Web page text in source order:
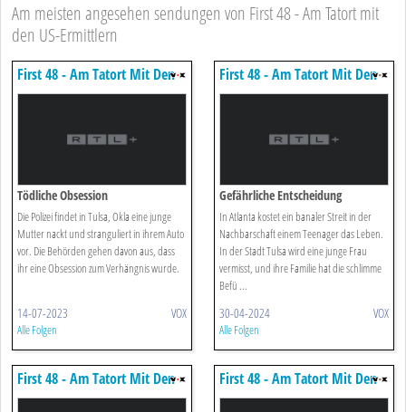
Am meisten angesehen sendungen von First 48 - Am Tatort mit
den US-Ermittlern
First 48 - Am Tatort Mit Den
Us-ermittlern
Tödliche Obsession
Die Polizei findet in Tulsa, Okla eine junge
Mutter nackt und stranguliert in ihrem Auto
vor. Die Behörden gehen davon aus, dass
ihr eine Obsession zum Verhängnis wurde.
14-07-2023 VOX
Alle Folgen
First 48 - Am Tatort Mit Den
Us-ermittlern
Gefährliche Entscheidung
In Atlanta kostet ein banaler Streit in der
Nachbarschaft einem Teenager das Leben.
In der Stadt Tulsa wird eine junge Frau
vermisst, und ihre Familie hat die schlimme
Befü ...
30-04-2024 VOX
Alle Folgen
First 48 - Am Tatort Mit Den
Us-ermittlern
First 48 - Am Tatort Mit Den
Us-ermittlern